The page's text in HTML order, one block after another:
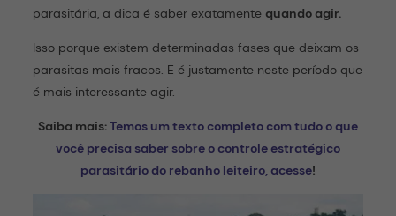
parasitária, a dica é saber exatamente quando agir.
Isso porque existem determinadas fases que deixam os
parasitas mais fracos. E é justamente neste período que
é mais interessante agir.
Saiba mais:Temos um texto completo com tudo o que
você precisa saber sobre o controle estratégico
parasitário do rebanho leiteiro, acesse!